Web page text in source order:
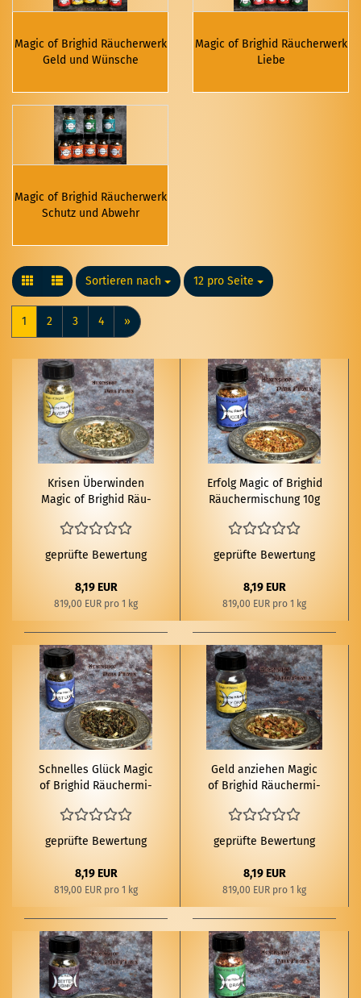
Magic of Brighid Räucherwerk
Geld und Wünsche
Magic of Brighid Räucherwerk
Liebe
Magic of Brighid Räucherwerk
Schutz und Abwehr
Sortieren nach
Sortieren nach 12 pro Seite
pro Seite
1 2 3 4 »
Kri­sen Über­win­den
Magic of Brig­hid Räu­
geprüfte Bewertung
8,19 EUR
819,00 EUR pro 1 kg
Er­folg Magic of Brig­hid
Räu­cher­mi­schung 10g
geprüfte Bewertung
8,19 EUR
819,00 EUR pro 1 kg
Schnel­les Glück Magic
of Brig­hid Räu­cher­mi­
geprüfte Bewertung
8,19 EUR
819,00 EUR pro 1 kg
Geld an­zie­hen Magic
of Brig­hid Räu­cher­mi­
geprüfte Bewertung
8,19 EUR
819,00 EUR pro 1 kg